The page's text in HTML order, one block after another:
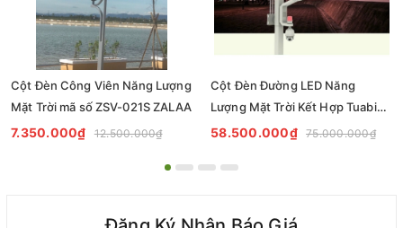
Cột Đèn Công Viên Năng Lượng
Mặt Trời mã số ZSV-021S ZALAA
7.350.000₫ 12.500.000₫
Cột Đèn Đường LED Năng
Lượng Mặt Trời Kết Hợp Tuabin
Điện Gió Có Gắn Camera An
58.500.000₫ 75.000.000₫